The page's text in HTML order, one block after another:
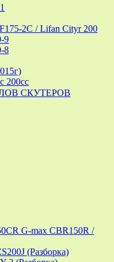
2C / Lifan Cityr 200
9
8
200сс
СКУТЕРОВ
G-max CBR150R /
(Разборка)